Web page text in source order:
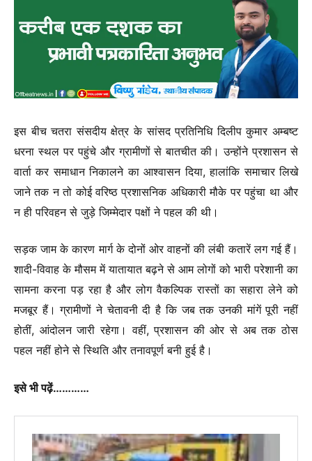
इस बीच चतरा संसदीय क्षेत्र के सांसद प्रतिनिधि दिलीप कुमार अम्बष्ट
धरना स्थल पर पहुंचे और ग्रामीणों से बातचीत की। उन्होंने प्रशासन से
वार्ता कर समाधान निकालने का आश्वासन दिया, हालांकि समाचार लिखे
जाने तक न तो कोई वरिष्ठ प्रशासनिक अधिकारी मौके पर पहुंचा था और
न ही परिवहन से जुड़े जिम्मेदार पक्षों ने पहल की थी।
सड़क जाम के कारण मार्ग के दोनों ओर वाहनों की लंबी कतारें लग गई हैं।
शादी-विवाह के मौसम में यातायात बढ़ने से आम लोगों को भारी परेशानी का
सामना करना पड़ रहा है और लोग वैकल्पिक रास्तों का सहारा लेने को
मजबूर हैं। ग्रामीणों ने चेतावनी दी है कि जब तक उनकी मांगें पूरी नहीं
होतीं, आंदोलन जारी रहेगा। वहीं, प्रशासन की ओर से अब तक ठोस
पहल नहीं होने से स्थिति और तनावपूर्ण बनी हुई है।
इसे भी पढ़ें…………